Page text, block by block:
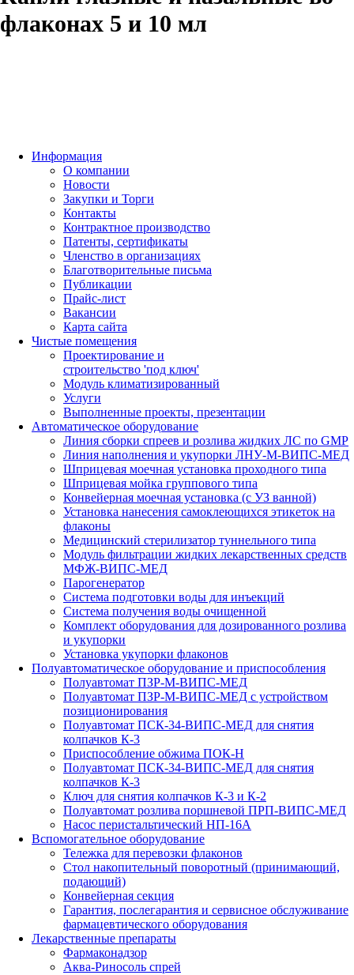
флаконах 5 и 10 мл
Информация
О компании
Новости
Закупки и Торги
Контакты
Контрактное производство
Патенты, сертификаты
Членство в организациях
Благотворительные письма
Публикации
Прайс-лист
Вакансии
Карта сайта
Чистые помещения
Проектирование и
строительство 'под ключ'
Модуль климатизированный
Услуги
Выполненные проекты, презентации
Автоматическое оборудование
Линия сборки спреев и розлива жидких ЛС по GMP
Линия наполнения и укупорки ЛНУ-М-ВИПС-МЕД
Шприцевая моечная установка проходного типа
Шприцевая мойка группового типа
Конвейерная моечная установка (с УЗ ванной)
Установка нанесения самоклеющихся этикеток на
флаконы
Медицинский стерилизатор туннельного типа
Модуль фильтрации жидких лекарственных средств
МФЖ-ВИПС-МЕД
Парогенератор
Система подготовки воды для инъекций
Система получения воды очищенной
Комплект оборудования для дозированного розлива
и укупорки
Установка укупорки флаконов
Полуавтоматическое оборудование и приспособления
Полуавтомат ПЗР-М-ВИПС-МЕД
Полуавтомат ПЗР-М-ВИПС-МЕД с устройством
позиционирования
Полуавтомат ПСК-34-ВИПС-МЕД для снятия
колпачков К-3
Приспособление обжима ПОК-Н
Полуавтомат ПСК-34-ВИПС-МЕД для снятия
колпачков К-3
Ключ для снятия колпачков К-3 и К-2
Полуавтомат розлива поршневой ПРП-ВИПС-МЕД
Насос перистальтический НП-16А
Вспомогательное оборудование
Тележка для перевозки флаконов
Стол накопительный поворотный (принимающий,
подающий)
Конвейерная секция
Гарантия, послегарантия и сервисное обслуживание
фармацевтического оборудования
Лекарственные препараты
Фармаконадзор
Аква-Риносоль спрей